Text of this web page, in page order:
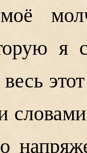
моё
я